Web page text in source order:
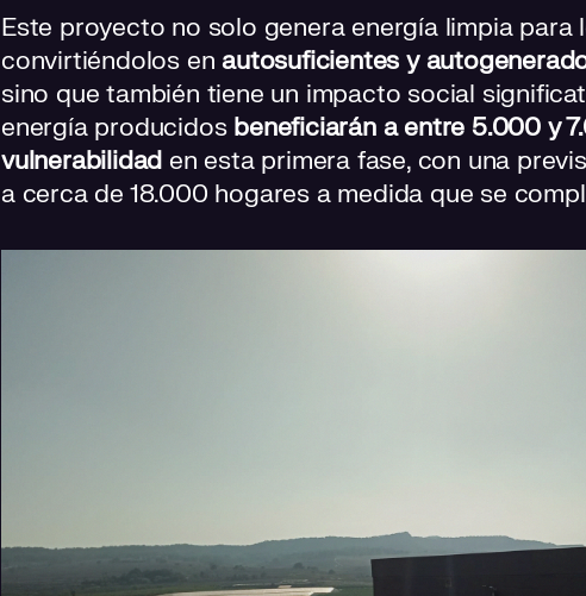
Este proyecto no solo genera energía limpia para
convirtiéndolos enautosuficientes y
sino que también tiene un impacto social
energía producidos beneficiarán a entre 5.000 y
vulnerabilidad en esta primera fase, con una
a cerca de 18.000 hogares a medida que se